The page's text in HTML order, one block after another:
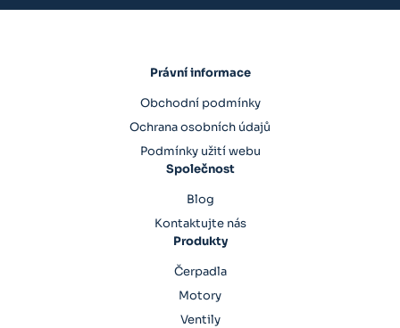
Právní informace
Obchodní podmínky
Ochrana osobních údajů
Podmínky užití webu
Společnost
Blog
Kontaktujte nás
Produkty
Čerpadla
Motory
Ventily